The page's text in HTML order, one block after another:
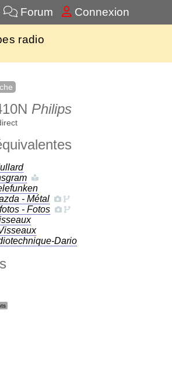
Forum Connexion
radio
Philips
- Métal
- Fotos
Dario